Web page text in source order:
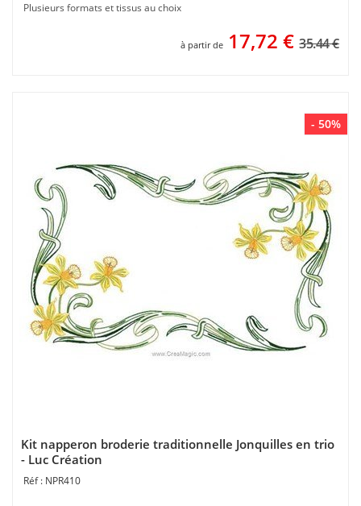
Plusieurs formats et tissus au choix
à partir de 17,72 € 35.44 €
- 50%
Kit napperon broderie traditionnelle Jonquilles en trio
- Luc Création
NPR410